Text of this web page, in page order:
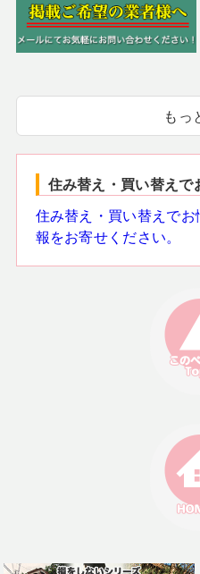
もっ
住み替え・買い替えで
住み替え・買い替えで
報をお寄せください。